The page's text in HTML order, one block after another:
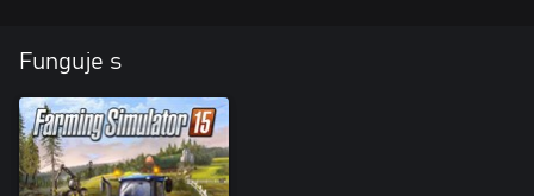
Funguje s